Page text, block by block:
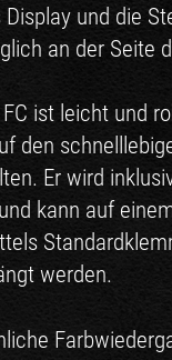
und die
an der Seite
ist leicht und
den
Er wird
kann auf
werden.